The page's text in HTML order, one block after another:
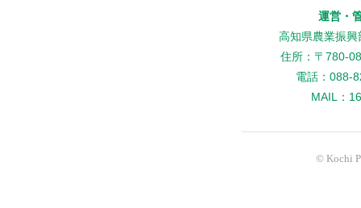
運営・
高知県農業振
住所：〒780-
電話：088-
MAIL：
© Kochi